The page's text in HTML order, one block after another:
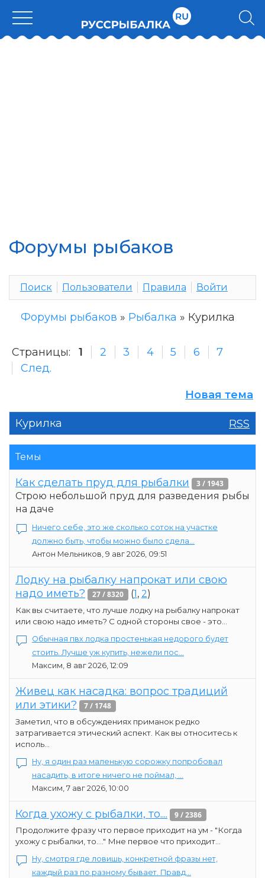
Форумы рыбаков
Поиск Пользователи Правила Войти
Форумы рыбаков » Рыбалка » Курилка
Страницы: 1 2 3 4 5 6
7
След.
Новая тема
RSS
Курилка
Темы
Как сделать пруд для рыбалки 3 / 1943
Строю небольшой пруд для разведения рыбы
на даче
Ничего себе, это же сколько соток на участке
должно быть, чтобы можно было сдела...
Антон Мельников, 9 авг 2026, 09:51
Лодку на рыбалку напрокат или свою
надо иметь?
27 / 8320 (1, 2)
Как вы считаете, что лучше лодку на рыбалку напрокат
или свою надо иметь? С одной стороны свое - это...
Обычная пвх лодка простенькая недорого будет
стоить. Лучше уж купить, нежели пос...
Максим, 8 авг 2026, 12:09
Живец как насадка: вопрос традиций
или этики?
7 / 1748
Заметил, что в обсуждениях приманок редко
затрагивается этический аспект. Как вы относитесь к
исполь...
Ну, я один раз маленькую сорожку попробовал
насадить, в итоге ничего не поймал, ...
Максим, 7 авг 2026, 10:00
Когда ухожу с рыбалки, то.... 9 / 2386
Продолжите фразу что первое приходит на ум - "Когда
ухожу с рыбалки, то...." Мне первое что приходит...
Ну, смотря где ловишь, конкретной фразы нет,
каждый раз по разному бывает. Правд...